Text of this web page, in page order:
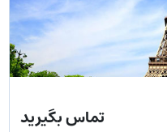
تماس بگیرید